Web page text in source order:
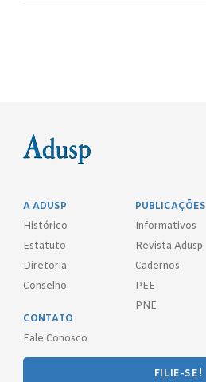
A ADUSP
Histórico
Estatuto
Diretoria
Conselho
PUBLICAÇÕES
Informativos
Revista Adusp
Cadernos
PEE
PNE
CONTATO
Fale Conosco
FILIE-SE!